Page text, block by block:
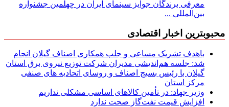
معرفی برندگان جوایز سینمای ایران در چهلمین جشنواره
بین‌المللی ...
محبوبترین اخبار اقتصادی
باهدف تشریک مساعی و جلب همکاری اصناف گیلان انجام
شد: جلسه هم‌اندیشی مدیران شركت توزیع نیروی برق استان
گیلان با رئیس بسیج اصناف و روسای اتحادیه های صنفی
مركز استان
وزیر جهاد: در تأمین کالاهای اساسی مشکلی نداریم
افزایش قیمت نفت‌گاز صحت ندارد